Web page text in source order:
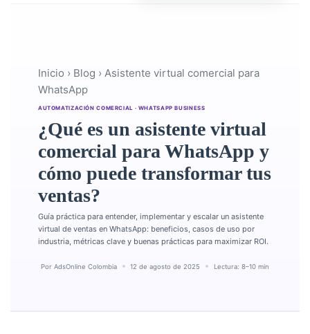
Inicio › Blog › Asistente virtual comercial para
WhatsApp
AUTOMATIZACIÓN COMERCIAL · WHATSAPP BUSINESS
¿Qué es un asistente virtual
comercial para WhatsApp y
cómo puede transformar tus
ventas?
Guía práctica para entender, implementar y escalar un asistente
virtual de ventas en WhatsApp: beneficios, casos de uso por
industria, métricas clave y buenas prácticas para maximizar ROI.
Por AdsOnline Colombia 12 de agosto de 2025 Lectura: 8–10 min